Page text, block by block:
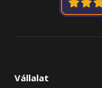
Vállalat